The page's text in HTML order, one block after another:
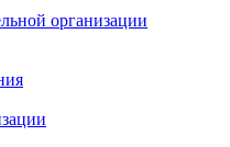
организации